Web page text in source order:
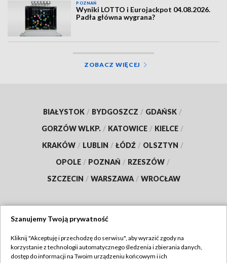
POZNAŃ
Wyniki LOTTO i Eurojackpot 04.08.2026.
Padła główna wygrana?
ZOBACZ WIĘCEJ
BIAŁYSTOK / BYDGOSZCZ / GDAŃSK /
GORZÓW WLKP. / KATOWICE / KIELCE /
KRAKÓW / LUBLIN / ŁÓDŹ / OLSZTYN /
OPOLE / POZNAŃ / RZESZÓW /
SZCZECIN / WARSZAWA / WROCŁAW
TVP
Szanujemy Twoją prywatność
Kliknij "Akceptuję i przechodzę do serwisu", aby wyrazić zgody na
korzystanie z technologii automatycznego śledzenia i zbierania danych,
dostęp do informacji na Twoim urządzeniu końcowym i ich